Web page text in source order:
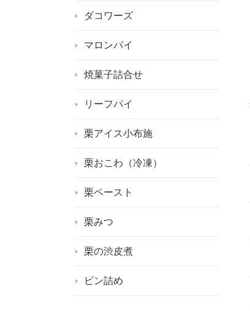
ダコワーズ
マロンパイ
焼菓子詰合せ
リーフパイ
栗アイス小布施
栗おこわ（冷凍）
栗ペースト
栗みつ
栗の渋皮煮
ビン詰め